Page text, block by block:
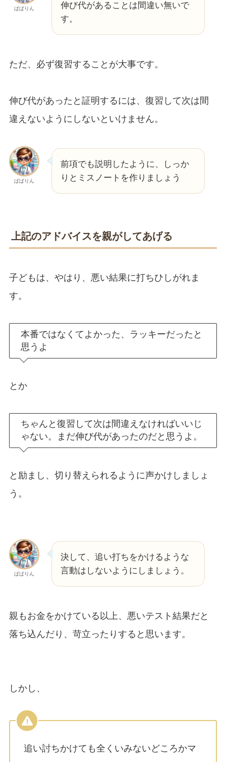
ぱぱりん
伸び代があることは間違い無いで
す。
ただ、必ず復習することが大事です。
伸び代があったと証明するには、復習して次は間
違えないようにしないといけません。
ぱぱりん
前項でも説明したように、しっか
りとミスノートを作りましょう
上記のアドバイスを親がしてあげる
子どもは、やはり、悪い結果に打ちひしがれま
す。
本番ではなくてよかった、ラッキーだったと
思うよ
とか
ちゃんと復習して次は間違えなければいいじ
ゃない。まだ伸び代があったのだと思うよ。
と励まし、切り替えられるように声かけしましょ
う。
ぱぱりん
決して、追い打ちをかけるような
言動はしないようにしましょう。
親もお金をかけている以上、悪いテスト結果だと
落ち込んだり、苛立ったりすると思います。
しかし、
追い討ちかけても全くいみないどころかマ